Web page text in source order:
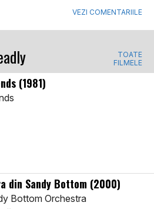
VEZI COMENTARIILE
TOATE
FILMELE
(1981)
din Sandy Bottom (2000)
Bottom Orchestra